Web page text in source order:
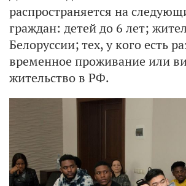
распространяется на
граждан: детей до 6 лет;
Белоруссии; тех, у кого есть
временное проживание или
жительство в РФ.